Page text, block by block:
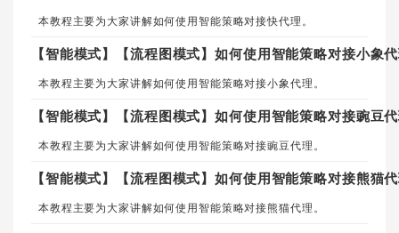
本教程主要为大家讲解如何使用智能策略对接快代理。
【智能模式】【流程图模式】如何使用智能策略对接小象
本教程主要为大家讲解如何使用智能策略对接小象代理。
【智能模式】【流程图模式】如何使用智能策略对接豌豆
本教程主要为大家讲解如何使用智能策略对接豌豆代理。
【智能模式】【流程图模式】如何使用智能策略对接熊猫
本教程主要为大家讲解如何使用智能策略对接熊猫代理。